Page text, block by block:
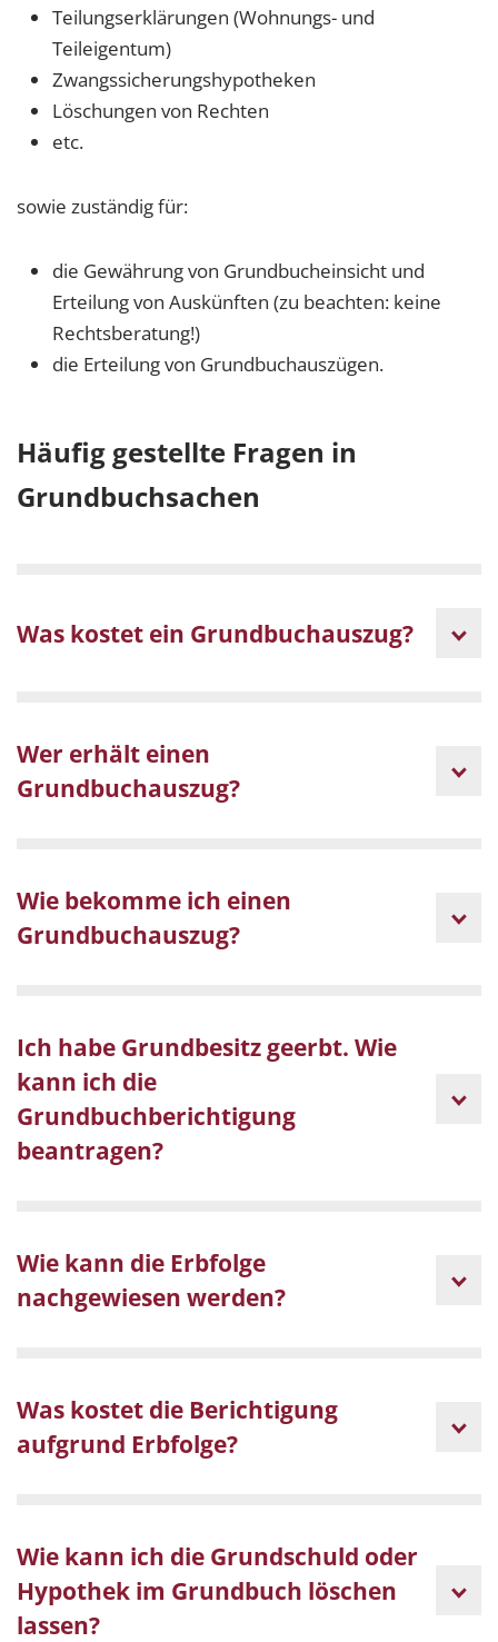
Teilungserklärungen (Wohnungs- und
Teileigentum)
Zwangssicherungshypotheken
Löschungen von Rechten
etc.
sowie zuständig für:
die Gewährung von Grundbucheinsicht und
Erteilung von Auskünften (zu beachten: keine
Rechtsberatung!)
die Erteilung von Grundbuchauszügen.
Häufig gestellte Fragen in
Grundbuchsachen
Was kostet ein Grundbuchauszug?
Wer erhält einen
Grundbuchauszug?
Wie bekomme ich einen
Grundbuchauszug?
Ich habe Grundbesitz geerbt. Wie
kann ich die
Grundbuchberichtigung
beantragen?
Wie kann die Erbfolge
nachgewiesen werden?
Was kostet die Berichtigung
aufgrund Erbfolge?
Wie kann ich die Grundschuld oder
Hypothek im Grundbuch löschen
lassen?